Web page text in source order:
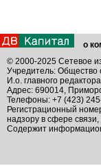
о
© 2000-2025 Сетевое
Учредитель: Общество
И.о. главного
Адрес: 690014,
Телефоны: +7 (423)
Регистрационный
надзору в сфере
Содержит